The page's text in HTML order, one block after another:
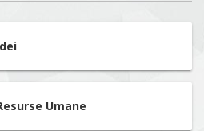
Umane